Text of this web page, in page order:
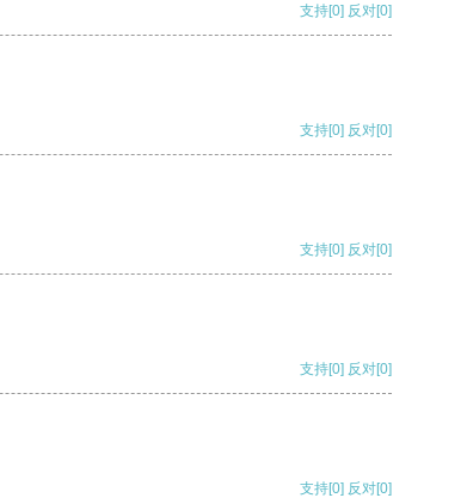
支持[0] 反对[0]
支持[0] 反对[0]
支持[0] 反对[0]
支持[0] 反对[0]
支持[0] 反对[0]